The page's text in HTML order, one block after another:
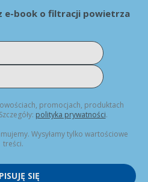
e-book o filtracji powietrza
promocjach, produktach
polityka prywatności.
Wysyłamy tylko wartościowe
treści.
SIĘ